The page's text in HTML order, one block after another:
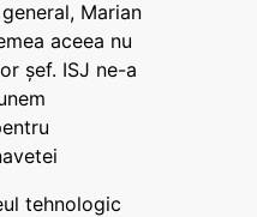
Marian
aceea nu
șef. ISJ ne-a
tehnologic